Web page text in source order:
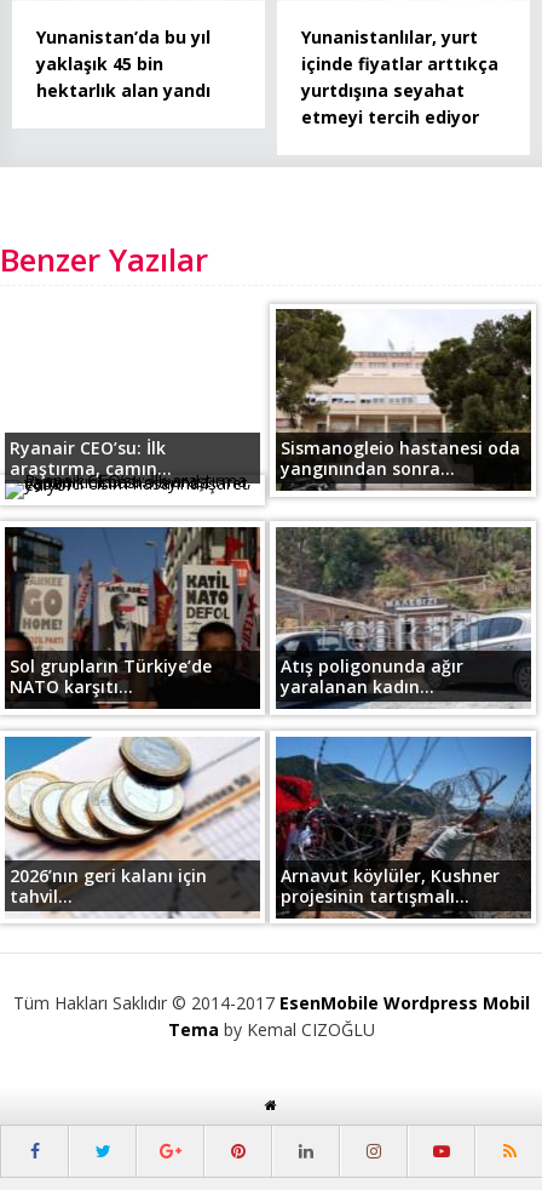
Yunanistan’da bu yıl
yaklaşık 45 bin
hektarlık alan yandı
Yunanistanlılar, yurt
içinde fiyatlar arttıkça
yurtdışına seyahat
etmeyi tercih ediyor
Benzer Yazılar
Ryanair CEO’su: İlk
araştırma, camın...
Sismanogleio hastanesi oda
yangınından sonra...
Sol grupların Türkiye’de
NATO karşıtı...
Atış poligonunda ağır
yaralanan kadın...
2026’nın geri kalanı için
tahvil...
Arnavut köylüler, Kushner
projesinin tartışmalı...
Tüm Hakları Saklıdır © 2014-2017 EsenMobile Wordpress Mobil
Tema by Kemal CIZOĞLU